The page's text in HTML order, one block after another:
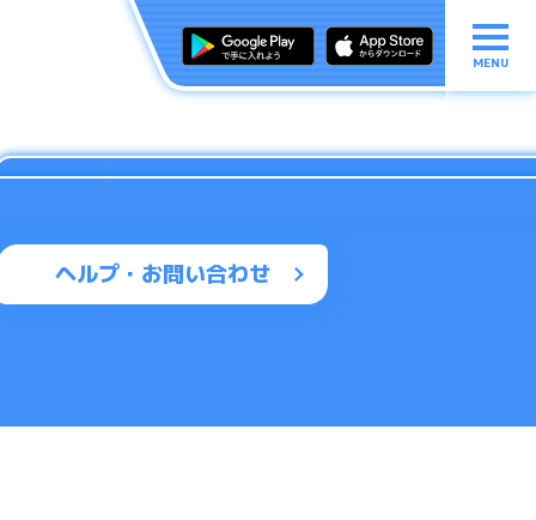
MENU
ヘルプ・お問い合わせ